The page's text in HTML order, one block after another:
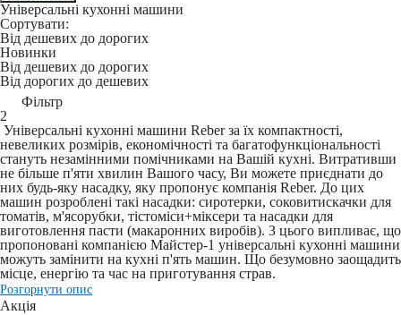
Універсальні кухонні машини
Сортувати:
Від дешевих до дорогих
Новинки
Від дешевих до дорогих
Від дорогих до дешевих
Фільтр
2
Універсальні кухонні машини Reber за їх компактності,
невеликих розмірів, економічності та багатофункціональності
стануть незамінними помічниками на Вашій кухні. Витративши
не більше п'яти хвилин Вашого часу, Ви можете приєднати до
них будь-яку насадку, яку пропонує компанія Reber. До цих
машин розроблені такі насадки: сиротерки, соковитискачки для
томатів, м'ясорубки, тістоміси+міксери та насадки для
виготовлення пасти (макаронних виробів). З цього випливає, що
пропоновані компанією Майстер-1 універсальні кухонні машини
можуть замінити на кухні п'ять машин. Що безумовно заощадить
місце, енергію та час на приготування страв.
Розгорнути опис
Акція